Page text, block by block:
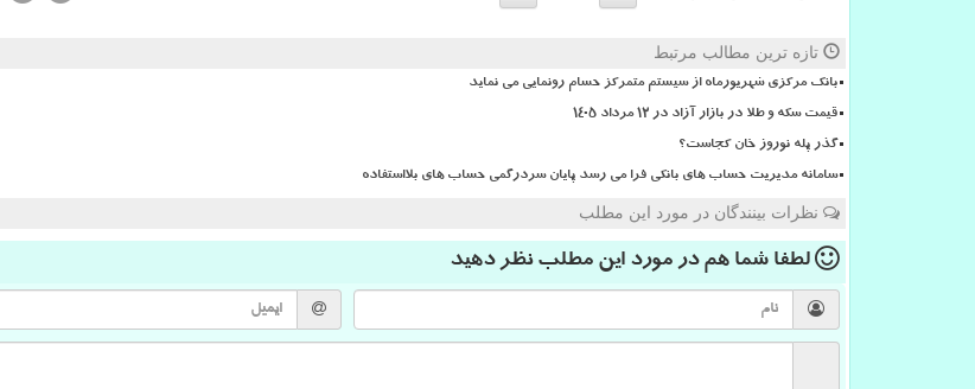
تازه ترین مطالب مرتبط
بانک مرکزی شهریورماه از سیستم متمرکز حسام رونمایی می نماید
قیمت سکه و طلا در بازار آزاد در ۱۲ مرداد ۱۴۰۵
گذر پله نوروز خان کجاست؟
سامانه مدیریت حساب های بانکی فرا می رسد پایان سردرگمی حساب های بلااستفاده
نظرات بینندگان در مورد این مطلب
لطفا شما همدر مورد این مطلب نظر دهید